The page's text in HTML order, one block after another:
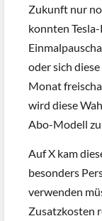
Zukunft nur
konnten
oder sich
Monat
wird diese
Abo-Modell
Auf X kam
besonders
verwenden
Zusatzkosten